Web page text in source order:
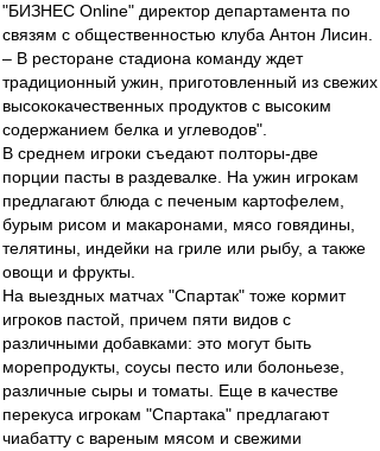
"БИЗНЕС Online" директор департамента по
связям с общественностью клуба Антон Лисин.
– В ресторане стадиона команду ждет
традиционный ужин, приготовленный из свежих
высококачественных продуктов с высоким
содержанием белка и углеводов".
В среднем игроки съедают полторы-две
порции пасты в раздевалке. На ужин игрокам
предлагают блюда с печеным картофелем,
бурым рисом и макаронами, мясо говядины,
телятины, индейки на гриле или рыбу, а также
овощи и фрукты.
На выездных матчах "Спартак" тоже кормит
игроков пастой, причем пяти видов с
различными добавками: это могут быть
морепродукты, соусы песто или болоньезе,
различные сыры и томаты. Еще в качестве
перекуса игрокам "Спартака" предлагают
чиабатту с вареным мясом и свежими